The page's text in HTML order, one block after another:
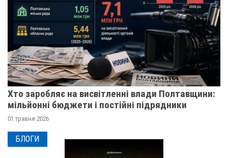
Хто заробляє на висвітленні влади Полтавщини:
мільйонні бюджети і постійні підрядники
01 травня 2026
БЛОГИ